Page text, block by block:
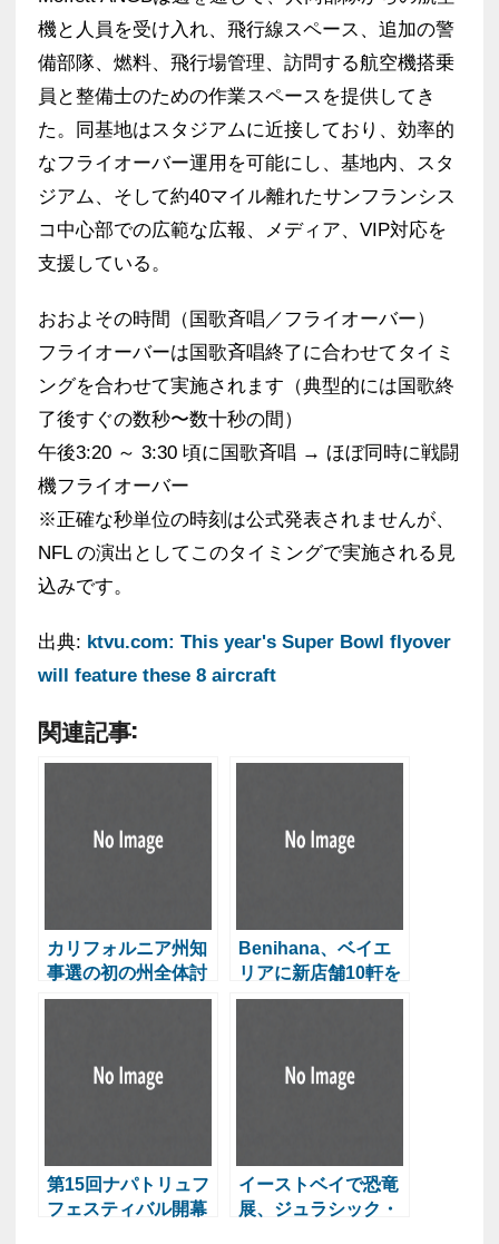
機と人員を受け入れ、飛行線スペース、追加の警
備部隊、燃料、飛行場管理、訪問する航空機搭乗
員と整備士のための作業スペースを提供してき
た。同基地はスタジアムに近接しており、効率的
なフライオーバー運用を可能にし、基地内、スタ
ジアム、そして約40マイル離れたサンフランシス
コ中心部での広範な広報、メディア、VIP対応を
支援している。
おおよその時間（国歌斉唱／フライオーバー）
フライオーバーは国歌斉唱終了に合わせてタイミ
ングを合わせて実施されます（典型的には国歌終
了後すぐの数秒〜数十秒の間）
午後3:20 ～ 3:30 頃に国歌斉唱 → ほぼ同時に戦闘
機フライオーバー
※正確な秒単位の時刻は公式発表されませんが、
NFL の演出としてこのタイミングで実施される見
込みです。
出典: ktvu.com: This year's Super Bowl flyover
will feature these 8 aircraft
関連記事:
カリフォルニア州知
事選の初の州全体討
論会が開催
Benihana、ベイエ
リアに新店舗10軒を
計画
第15回ナパトリュフ
フェスティバル開幕
イーストベイで恐竜
展、ジュラシック・